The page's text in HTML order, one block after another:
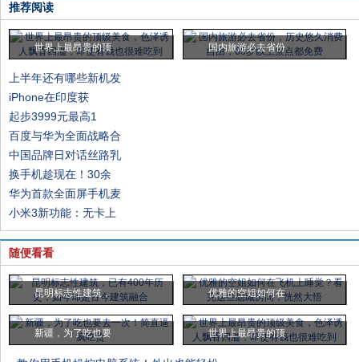
推荐阅读
世界上最昂贵的顶 国内旅游必去省份
上半年还有哪些新机发
iPhone在印度获
起步3999元最高1
百度与华为全面战略合
中国品牌日对话丝路乳
换手机趁现在！30余
华为首款全面屏手机麦
小米3新功能：无卡上
随便看看
昆明标志性建筑， 优雅的空姐如何在
新疆，为了吃也要 世界上最昂贵的顶